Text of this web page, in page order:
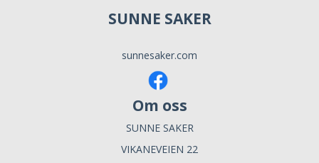
SUNNE SAKER
sunnesaker.com
Om oss
SUNNE SAKER
VIKANEVEIEN 22